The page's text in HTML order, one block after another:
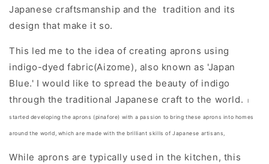
Japanese craftsmanship and the tradition and its
design that make it so.
This led me to the idea of creating aprons using
indigo-dyed fabric(Aizome), also known as 'Japan
Blue.' I would like to spread the beauty of indigo
through the traditional Japanese craft to the world.
I
started developing the aprons (pinafore) with a passion to bring these aprons into homes
around the world, which are made with the brilliant skills of Japanese artisans,
While aprons are typically used in the kitchen, this